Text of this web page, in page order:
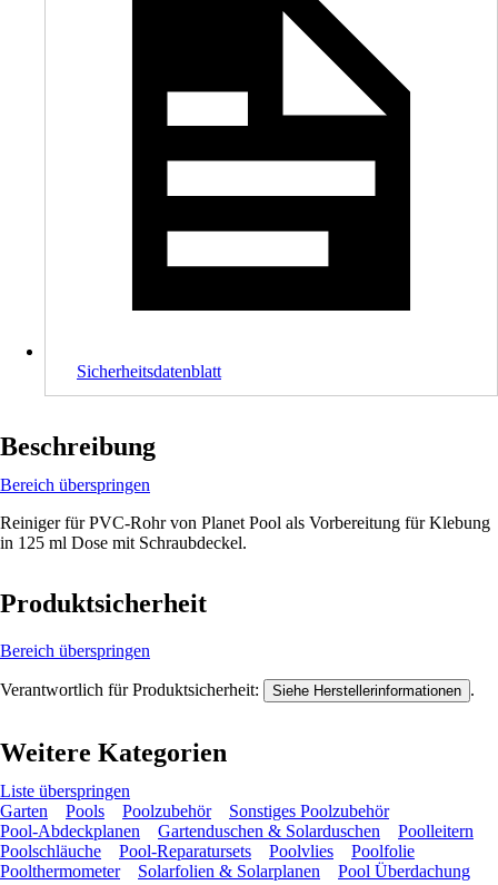
Sicherheitsdatenblatt
Beschreibung
Bereich überspringen
Reiniger für PVC-Rohr von Planet Pool als Vorbereitung für Klebung
in 125 ml Dose mit Schraubdeckel.
Produktsicherheit
Bereich überspringen
Verantwortlich für Produktsicherheit: Siehe Herstellerinformationen .
Weitere Kategorien
Liste überspringen
Garten
Pools Poolzubehör
Sonstiges Poolzubehör
Pool-Abdeckplanen
Gartenduschen & Solarduschen
Poolleitern
Poolschläuche
Pool-Reparatursets Poolvlies
Poolfolie
Poolthermometer
Solarfolien & Solarplanen
Pool Überdachung